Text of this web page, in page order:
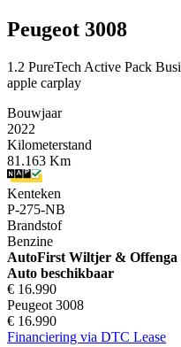
Peugeot 3008
1.2 PureTech Active Pack
apple carplay
Bouwjaar
2022
Kilometerstand
81.163 Km
Kenteken
P-275-NB
Brandstof
Benzine
AutoFirst Wiltjer & Offenga
Auto beschikbaar
€ 16.990
Peugeot 3008
€ 16.990
Financiering via DTC Lease